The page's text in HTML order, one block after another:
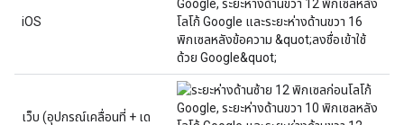
iOS
เว็บ (อุปกรณ์เคลื่อนที่ + เด